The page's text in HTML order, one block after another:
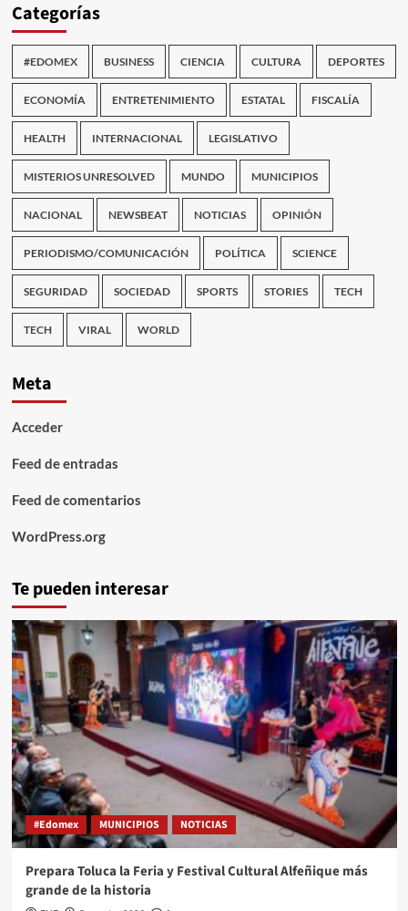
Categorías
#EDOMEX BUSINESS CIENCIA CULTURA DEPORTES
ECONOMÍA ENTRETENIMIENTO ESTATAL FISCALÍA
HEALTH INTERNACIONAL LEGISLATIVO
MISTERIOS UNRESOLVED MUNDO MUNICIPIOS
NACIONAL NEWSBEAT NOTICIAS OPINIÓN
PERIODISMO/COMUNICACIÓN POLÍTICA SCIENCE
SEGURIDAD SOCIEDAD SPORTS STORIES TECH
TECH VIRAL WORLD
Meta
Acceder
Feed de entradas
Feed de comentarios
WordPress.org
Te pueden interesar
#Edomex MUNICIPIOS NOTICIAS
Prepara Toluca la Feria y Festival Cultural Alfeñique más
grande de la historia